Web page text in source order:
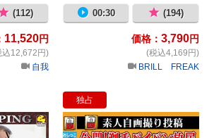
(112)
11,520円
込12,672円)
自我
00:30 (194)
価格： 3,790円
(税込4,169円)
BRILL FREAK
盗撮!!3カメまる見えボットン便所1
独占
素